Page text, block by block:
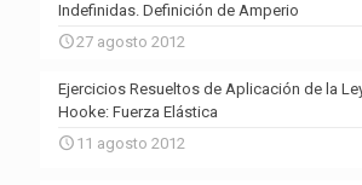
Indefinidas. Definición de Amperio
27 agosto 2012
Ejercicios Resueltos de Aplicación de la
Hooke: Fuerza Elástica
11 agosto 2012